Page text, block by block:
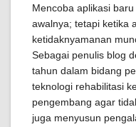
Mencoba aplikasi
awalnya; tetapi ketika
ketidaknyamanan
Sebagai penulis blog
tahun dalam bidang
teknologi rehabilitasi
pengembang agar
juga menyusun